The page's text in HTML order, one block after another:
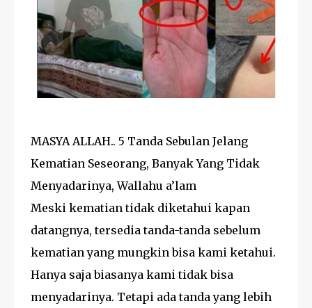
MASYA ALLAH.. 5 Tanda Sebulan Jelang
Kematian Seseorang, Banyak Yang Tidak
Menyadarinya, Wallahu a’lam
Meski kematian tidak diketahui kapan
datangnya, tersedia tanda-tanda sebelum
kematian yang mungkin bisa kami ketahui.
Hanya saja biasanya kami tidak bisa
menyadarinya. Tetapi ada tanda yang lebih